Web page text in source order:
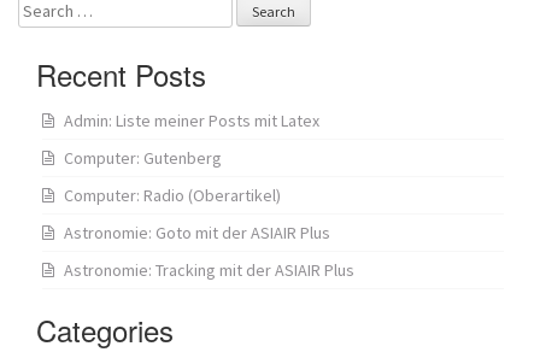
Search
for:
Recent Posts
Admin: Liste meiner Posts mit Latex
Computer: Gutenberg
Computer: Radio (Oberartikel)
Astronomie: Goto mit der ASIAIR Plus
Astronomie: Tracking mit der ASIAIR Plus
Categories